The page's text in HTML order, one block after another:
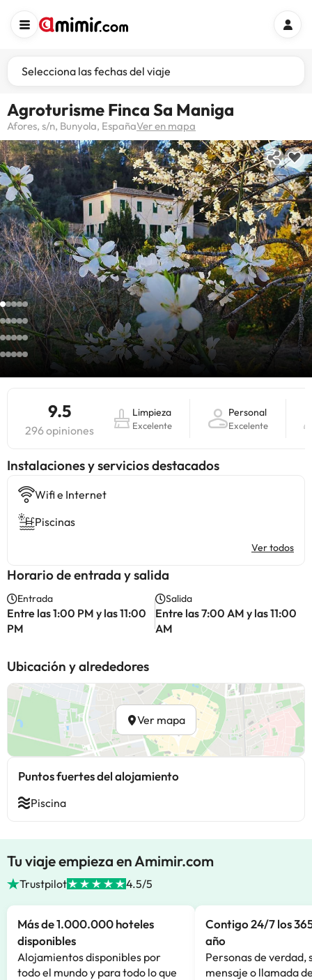
Selecciona las fechas del viaje
Agroturisme Finca Sa Maniga
Afores, s/n, Bunyola, EspañaVer en mapa
9.5
296 opiniones
Limpieza
Excelente
Personal
Excelente
Instalaciones y servicios destacados
Wifi e Internet
Piscinas
Ver todos
Horario de entrada y salida
Entrada
Entre las 1:00 PM y las 11:00
PM
Salida
Entre las 7:00 AM y las 11:00
AM
Ubicación y alrededores
Ver mapa
Puntos fuertes del alojamiento
Piscina
Tu viaje empieza en Amimir.com
Trustpilot 4.5/5
Más de 1.000.000 hoteles
disponibles
Alojamientos disponibles por
todo el mundo y para todo lo que
Contigo 24/7 los
año
Personas de verdad,
mensaje o llamada